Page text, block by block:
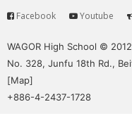
Service
Facebook Youtube
WAGOR High School ©
No. 328, Junfu 18th Rd.,
[Map]
+886-4-2437-1728